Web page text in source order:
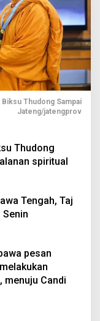
Thudong Sampai
Jateng/jatengprov
Thudong
spiritual
Tengah, Taj
pesan
menuju Candi